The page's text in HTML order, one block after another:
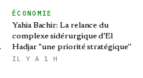
ÉCONOMIE
Yahia Bachir: La relance du
complexe sidérurgique d’El
Hadjar ''une priorité stratégique''
IL Y A 1 H